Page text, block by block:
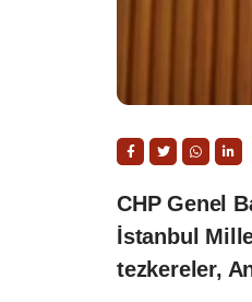
CHP Genel
İstanbul
tezkereler,